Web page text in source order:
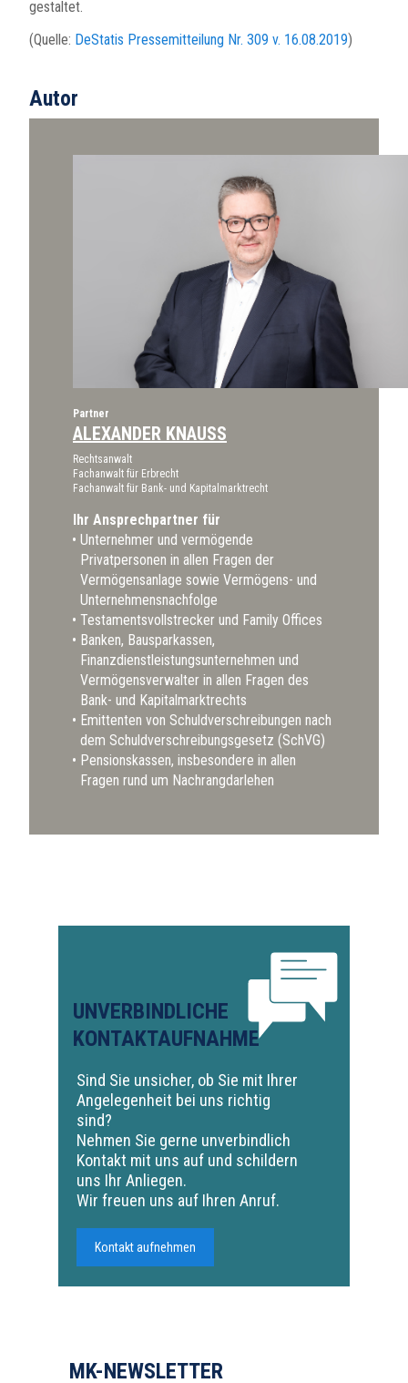
gestaltet.
(Quelle: DeStatis Pressemitteilung Nr. 309 v. 16.08.2019)
Autor
Partner
ALEXANDER KNAUSS
Rechtsanwalt
Fachanwalt für Erbrecht
Fachanwalt für Bank- und Kapitalmarktrecht
Ihr Ansprechpartner für
Unternehmer und vermögende
Privatpersonen in allen Fragen der
Vermögensanlage sowie Vermögens- und
Unternehmensnachfolge
Testamentsvollstrecker und Family Offices
Banken, Bausparkassen,
Finanzdienstleistungsunternehmen und
Vermögensverwalter in allen Fragen des
Bank- und Kapitalmarktrechts
Emittenten von Schuldverschreibungen nach
dem Schuldverschreibungsgesetz (SchVG)
Pensionskassen, insbesondere in allen
Fragen rund um Nachrangdarlehen
UNVERBINDLICHE
KONTAKTAUFNAHME
Sind Sie unsicher, ob Sie mit Ihrer
Angelegenheit bei uns richtig
sind?
Nehmen Sie gerne unverbindlich
Kontakt mit uns auf und schildern
uns Ihr Anliegen.
Wir freuen uns auf Ihren Anruf.
Kontakt aufnehmen
MK-NEWSLETTER